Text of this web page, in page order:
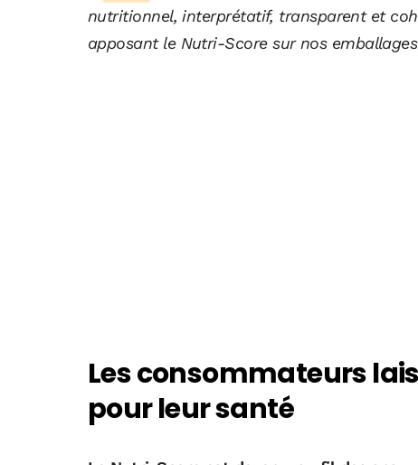
nutritionnel, interprétatif, transparent et
apposant le Nutri-Score sur nos emballages
Les consommateurs
pour leur santé